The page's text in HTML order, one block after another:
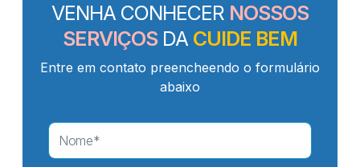
VENHA CONHECER NOSSOS
SERVIÇOSDA CUIDE BEM
Entre em contato preencheendo o formulário
abaixo